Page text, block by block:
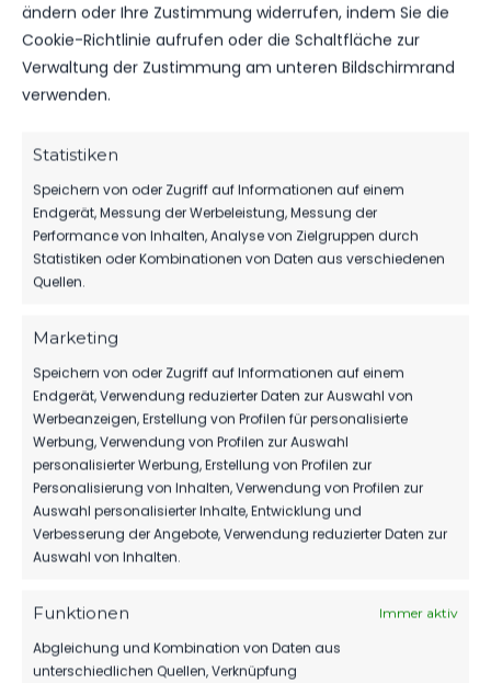
ändern oder Ihre Zustimmung widerrufen, indem Sie die
Cookie-Richtlinie aufrufen oder die Schaltfläche zur
Verwaltung der Zustimmung am unteren Bildschirmrand
verwenden.
Statistiken
Speichern von oder Zugriff auf Informationen auf einem
Endgerät, Messung der Werbeleistung, Messung der
Performance von Inhalten, Analyse von Zielgruppen durch
Statistiken oder Kombinationen von Daten aus verschiedenen
Quellen.
Marketing
Speichern von oder Zugriff auf Informationen auf einem
Endgerät, Verwendung reduzierter Daten zur Auswahl von
Werbeanzeigen, Erstellung von Profilen für personalisierte
Werbung, Verwendung von Profilen zur Auswahl
personalisierter Werbung, Erstellung von Profilen zur
Personalisierung von Inhalten, Verwendung von Profilen zur
Auswahl personalisierter Inhalte, Entwicklung und
Verbesserung der Angebote, Verwendung reduzierter Daten zur
Auswahl von Inhalten.
Funktionen Immer aktiv
Abgleichung und Kombination von Daten aus
unterschiedlichen Quellen, Verknüpfung
15. Dez. 2025 247
VEREINSSPIELPLAN VOM 12.12 – 14.12.25
12. Dez. 2025 88
OFFIZIELLE VEREINSSEITE
DEIN HEIMSPIEL. DEIN FSV.
kompakt auf einen Blick.